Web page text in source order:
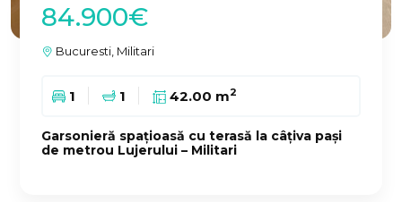
84.900€
Bucuresti, Militari
1 1 42.00 m2
Garsonieră spațioasă cu terasă la câțiva pași
de metrou Lujerului – Militari